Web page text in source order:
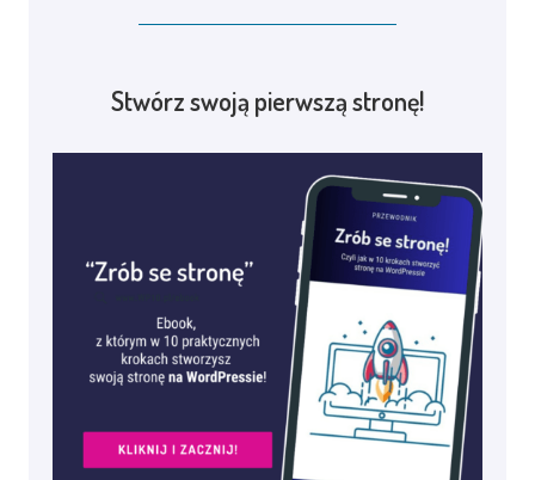
Stwórz swoją pierwszą stronę!